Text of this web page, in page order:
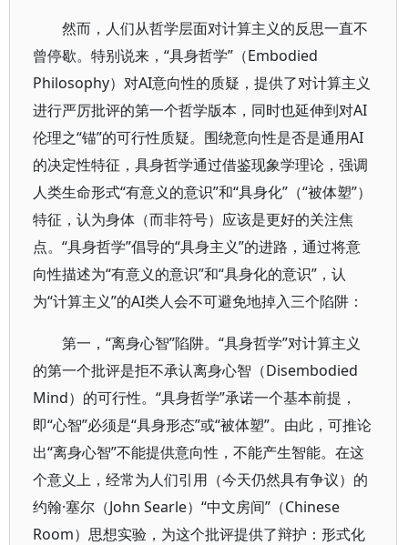
然而，人们从哲学层面对计算主义的反思一直不
曾停歇。特别说来，“具身哲学”（Embodied
Philosophy）对AI意向性的质疑，提供了对计算主义
进行严厉批评的第一个哲学版本，同时也延伸到对AI
伦理之“锚”的可行性质疑。围绕意向性是否是通用AI
的决定性特征，具身哲学通过借鉴现象学理论，强调
人类生命形式“有意义的意识”和“具身化”（“被体塑”）
特征，认为身体（而非符号）应该是更好的关注焦
点。“具身哲学”倡导的“具身主义”的进路，通过将意
向性描述为“有意义的意识”和“具身化的意识”，认
为“计算主义”的AI类人会不可避免地掉入三个陷阱：
第一，“离身心智”陷阱。“具身哲学”对计算主义
的第一个批评是拒不承认离身心智（Disembodied
Mind）的可行性。“具身哲学”承诺一个基本前提，
即“心智”必须是“具身形态”或“被体塑”。由此，可推论
出“离身心智”不能提供意向性，不能产生智能。在这
个意义上，经常为人们引用（今天仍然具有争议）的
约翰·塞尔（John Searle）“中文房间”（Chinese
Room）思想实验，为这个批评提供了辩护：形式化